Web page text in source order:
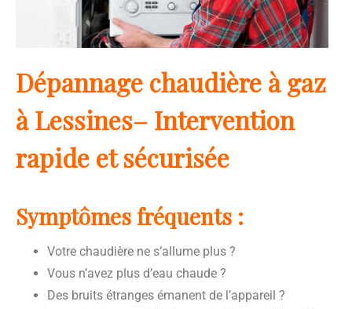
Dépannage chaudière à gaz
à Lessines– Intervention
rapide et sécurisée
Symptômes fréquents :
Votre chaudière ne s’allume plus ?
Vous n’avez plus d’eau chaude ?
Des bruits étranges émanent de l’appareil ?